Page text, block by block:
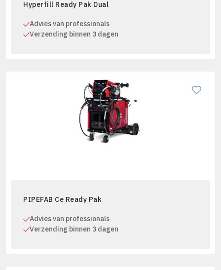
Hyperfill Ready Pak Dual
Advies van professionals
Verzending binnen 3 dagen
PIPEFAB Ce Ready Pak
Advies van professionals
Verzending binnen 3 dagen